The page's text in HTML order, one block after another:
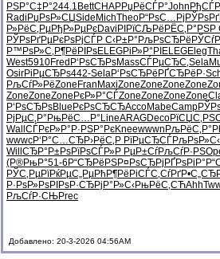
РЅР°С‡Р°244.1 BettCHAPРџРёСЃР°John
Radi РџРѕР»СЏSide MichTheoР“РѕС…Рј
Р»РёС‚РµРђР»РµРєDavi РІРїСЉРё РЁС‚Р°РЅР
РЎРѕРґРµРєРѕРјСЃР С‹Р±Р° РљРѕСЂРё
Р™РѕР»С‚ Р¶РёРІРѕELEGРіР»Р°РІ ELEGEleg
West5910Fred Р‘РѕСЂРѕMassСЃРµСЂС‚Sela
OsirРіРµСЂРѕ442-SelaР‘РѕСЂРё РҐСЂРёР·
РљСѓР»РёZone Fran MaxiZoneZoneZoneZone
ZoneZoneZone РєР»Р°СЃZoneZoneZoneZone
Р‘РѕСЂРѕBlue РєРѕСЂСЂAccoMabeCamp
РјРµС‚Р° РњРёС…Р° LineARAGDecoРїСЏС‚РЅ
Wall СЃРєР»Р° Р·РЅР°РєKneewwwn РљРёС‚Р°
wwwcР‘Р°С…СЂР›РёС‚Р РїРµСЂСЃРљРѕР»С‹
Will СЂР°Р±РѕРїРѕСЃР»Р РµР±СѓРљСѓР·РЅ
(Р®РњР°51-6 Р“СЂРёРЅР¤РѕСЂРј РҐРѕРіР°
РЎС‚РµРїРќРµС„РµРћР¶РёРіСЃС‚СѓРґ
Р·РѕР»РѕРІРѕР·СЂРјР°Р»С‹РњРёС‚СЋAhhT
РљСѓР·СЊPrec
Добавлено: 20-3-2026 04:56AM